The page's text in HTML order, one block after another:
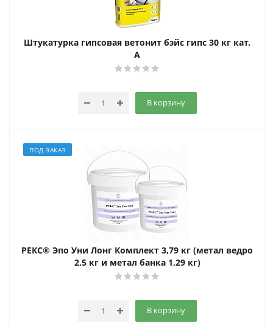
Штукатурка гипсовая ветонит бэйс гипс 30 кг кат.
A
В корзину
ПОД ЗАКАЗ
РЕКС® Эпо Уни Лонг Комплект 3,79 кг (метал ведро
2,5 кг и метал банка 1,29 кг)
В корзину